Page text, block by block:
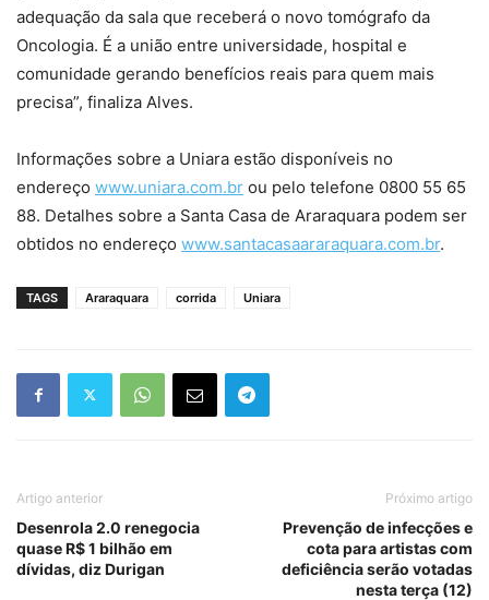
adequação da sala que receberá o novo tomógrafo da
Oncologia. É a união entre universidade, hospital e
comunidade gerando benefícios reais para quem mais
precisa”, finaliza Alves.
Informações sobre a Uniara estão disponíveis no
endereço www.uniara.com.br ou pelo telefone 0800 55 65
88. Detalhes sobre a Santa Casa de Araraquara podem ser
obtidos no endereço www.santacasaararaquara.com.br.
TAGS Araraquara corrida Uniara
Artigo anterior
Desenrola 2.0 renegocia
quase R$ 1 bilhão em
dívidas, diz Durigan
Próximo artigo
Prevenção de infecções e
cota para artistas com
deficiência serão votadas
nesta terça (12)